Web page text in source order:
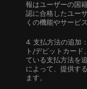
報はユーザーの国
認に合格したユー
くの機能やサービ
4. 支払方法の追加：
ト/デビットカー
ている支払方法を
によって、提供す
ます。